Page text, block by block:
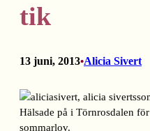
tik
13 juni, 2013•Alicia Sivert
Hälsade på i Törnrosdalen
sommarlov.